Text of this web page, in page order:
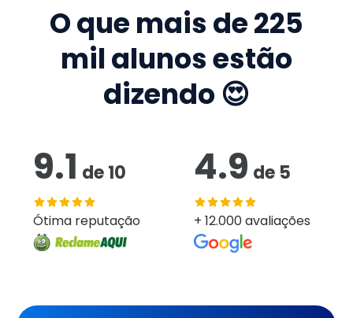
O que mais de225
mil alunos estão
dizendo 😍
9.1 de10
Ótima reputação
4.9 de 5
+ 12.000 avaliações